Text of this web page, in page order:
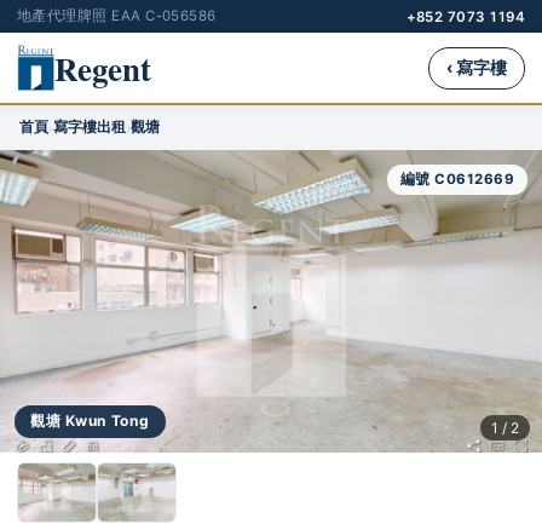
地產代理牌照 EAA C-056586 +852 7073 1194
Regent ‹ 寫字樓
首頁›寫字樓出租›觀塘
觀塘 Kwun Tong
編號 C0612669
1 / 2